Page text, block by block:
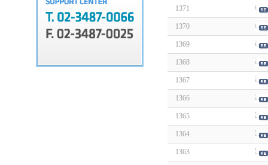
1371
1370
1369
1368
1367
1366
1365
1364
1363